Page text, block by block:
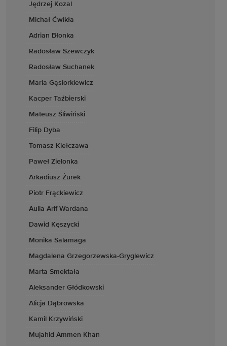
Jędrzej Kozal
Michał Ćwikła
Adrian Błonka
Radosław Szewczyk
Radosław Suchanek
Maria Gąsiorkiewicz
Kacper Taźbierski
Mateusz Śliwiński
Filip Dyba
Tomasz Kiełczawa
Paweł Zielonka
Arkadiusz Żurek
Piotr Frąckiewicz
Aulia Arif Wardana
Dawid Kęszycki
Monika Salamaga
Magdalena Grzegorzewska-Gryglewicz
Marta Smektała
Aleksander Głódkowski
Alicja Dąbrowska
Kamil Krzywiński
Mujahid Ammen Khan